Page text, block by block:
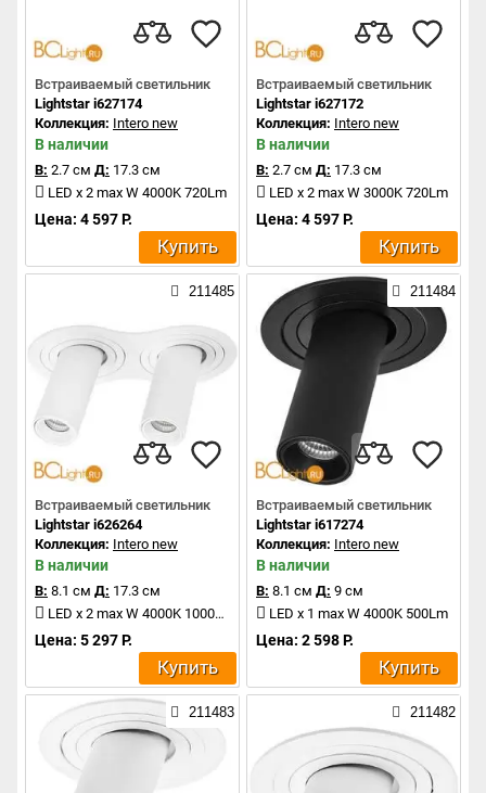
Встраиваемый светильник
Lightstar i627174
Коллекция: Intero new
В наличии
В: 2.7 см Д: 17.3 см
LED x 2 max W 4000K 720Lm
Цена: 4 597 Р.
Купить
Встраиваемый светильник
Lightstar i627172
Коллекция: Intero new
В наличии
В: 2.7 см Д: 17.3 см
LED x 2 max W 3000K 720Lm
Цена: 4 597 Р.
Купить
211485
Встраиваемый светильник
Lightstar i626264
Коллекция: Intero new
В наличии
В: 8.1 см Д: 17.3 см
LED x 2 max W 4000K 1000Lm
Цена: 5 297 Р.
Купить
211484
Встраиваемый светильник
Lightstar i617274
Коллекция: Intero new
В наличии
В: 8.1 см Д: 9 см
LED x 1 max W 4000K 500Lm
Цена: 2 598 Р.
Купить
211483 211482